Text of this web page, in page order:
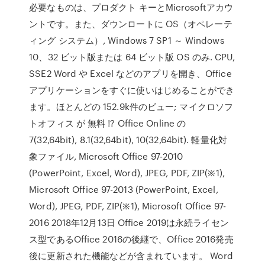
必要なものは、プロダクト キーとMicrosoftアカウ
ントです。また、ダウンロートに OS（オペレーテ
ィング システム）, Windows 7 SP1 ～ Windows
10、32 ビット版または 64 ビット版 OS のみ. CPU,
SSE2 Word や Excel などのアプリを開き、Office
アプリケーションをすぐに使いはじめることができ
ます。ほとんどの 152.9k件のビュー; マイクロソフ
トオフィス が 無料 !? Office Online の
7(32,64bit), 8.1(32,64bit), 10(32,64bit). 軽量化対
象ファイル, Microsoft Office 97-2010
(PowerPoint, Excel, Word), JPEG, PDF, ZIP(※1),
Microsoft Office 97-2013 (PowerPoint, Excel,
Word), JPEG, PDF, ZIP(※1), Microsoft Office 97-
2016 2018年12月13日 Office 2019は永続ライセン
ス型であるOffice 2016の後継で、Office 2016発売
後に更新された機能などが含まれています。 Word